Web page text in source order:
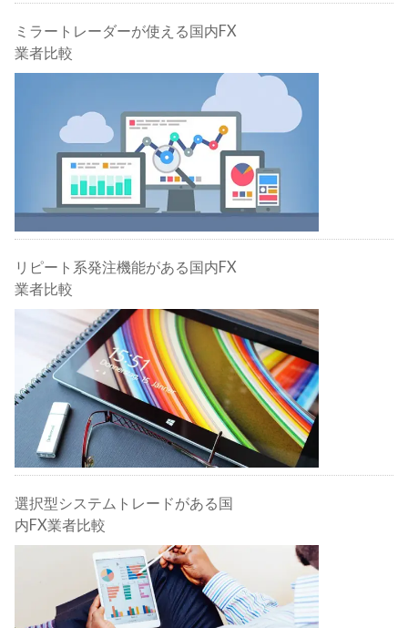
ミラートレーダーが使える国内FX
業者比較
リピート系発注機能がある国内FX
業者比較
選択型システムトレードがある国
内FX業者比較